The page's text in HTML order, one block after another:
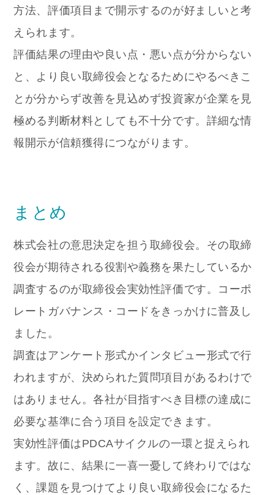
方法、評価項目まで開示するのが好ましいと考
えられます。
評価結果の理由や良い点・悪い点が分からない
と、より良い取締役会となるためにやるべきこ
とが分からず改善を見込めず投資家が企業を見
極める判断材料としても不十分です。詳細な情
報開示が信頼獲得につながります。
まとめ
株式会社の意思決定を担う取締役会。その取締
役会が期待される役割や義務を果たしているか
調査するのが取締役会実効性評価です。コーポ
レートガバナンス・コードをきっかけに普及し
ました。
調査はアンケート形式かインタビュー形式で行
われますが、決められた質問項目があるわけで
はありません。各社が目指すべき目標の達成に
必要な基準に合う項目を設定できます。
実効性評価はPDCAサイクルの一環と捉えられ
ます。故に、結果に一喜一憂して終わりではな
く、課題を見つけてより良い取締役会になるた